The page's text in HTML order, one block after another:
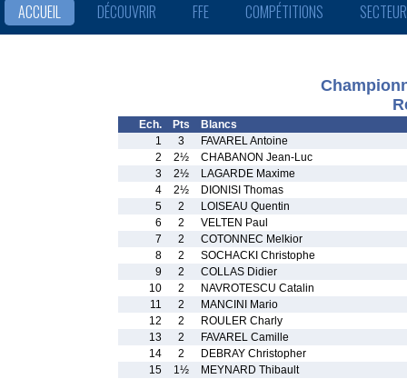
ACCUEIL DÉCOUVRIR FFE COMPÉTITIONS
Ech. Pts
Blancs
1
3
FAVAREL Antoine
2
2½
CHABANON Jean-Luc
3
2½
LAGARDE Maxime
4
2½
DIONISI Thomas
5
2
LOISEAU Quentin
6
2
VELTEN Paul
7
2
COTONNEC Melkior
8
2
SOCHACKI Christophe
9
2
COLLAS Didier
10
2
NAVROTESCU Catalin
11
2
MANCINI Mario
12
2
ROULER Charly
13
2
FAVAREL Camille
14
2
DEBRAY Christopher
15
1½
MEYNARD Thibault